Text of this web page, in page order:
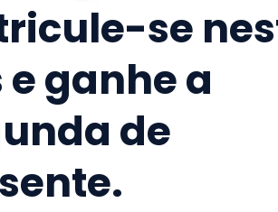
se
e ganhe a
de